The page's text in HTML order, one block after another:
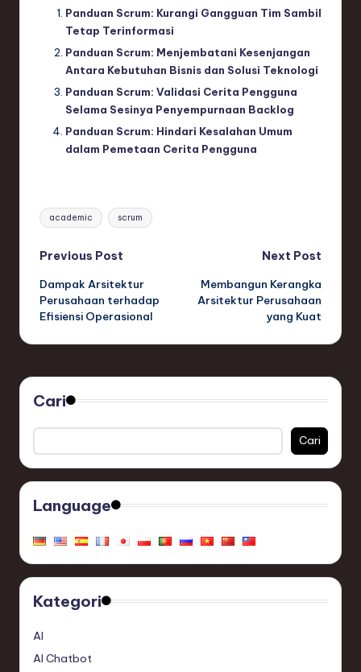
Panduan Scrum: Kurangi Gangguan Tim Sambil
Tetap Terinformasi
Panduan Scrum: Menjembatani Kesenjangan
Antara Kebutuhan Bisnis dan Solusi Teknologi
Panduan Scrum: Validasi Cerita Pengguna
Selama Sesinya Penyempurnaan Backlog
Panduan Scrum: Hindari Kesalahan Umum
dalam Pemetaan Cerita Pengguna
Tags:
academic scrum
Post
navigation
Previous Post
Dampak Arsitektur
Perusahaan terhadap
Efisiensi Operasional
Next Post
Membangun Kerangka
Arsitektur Perusahaan
yang Kuat
Cari
Cari
Language
Kategori
AI
AI Chatbot